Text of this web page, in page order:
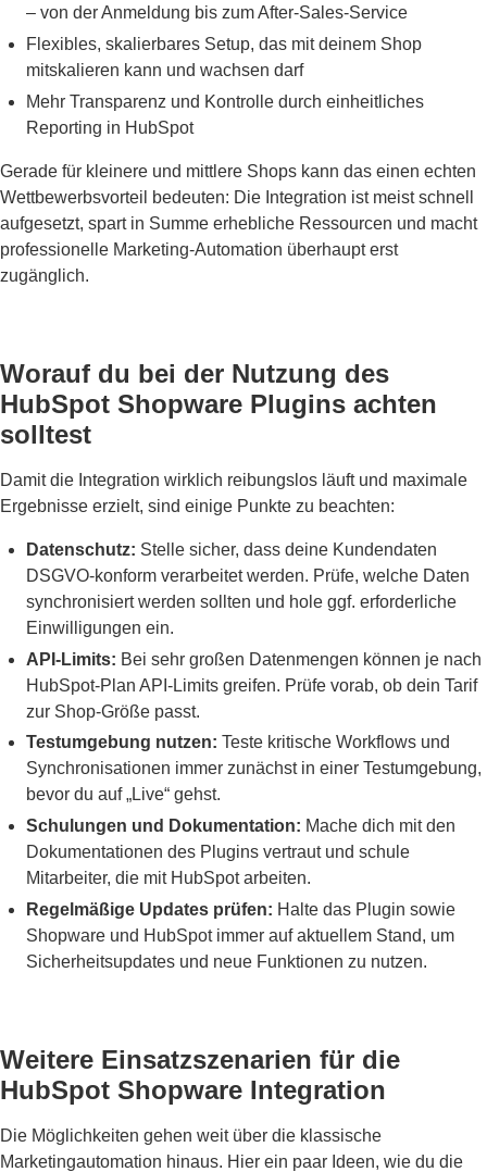
– von der Anmeldung bis zum After-Sales-Service
Flexibles, skalierbares Setup, das mit deinem Shop
mitskalieren kann und wachsen darf
Mehr Transparenz und Kontrolle durch einheitliches
Reporting in HubSpot
Gerade für kleinere und mittlere Shops kann das einen echten
Wettbewerbsvorteil bedeuten: Die Integration ist meist schnell
aufgesetzt, spart in Summe erhebliche Ressourcen und macht
professionelle Marketing-Automation überhaupt erst
zugänglich.
Worauf du bei der Nutzung des
HubSpot Shopware Plugins achten
solltest
Damit die Integration wirklich reibungslos läuft und maximale
Ergebnisse erzielt, sind einige Punkte zu beachten:
Datenschutz: Stelle sicher, dass deine Kundendaten
DSGVO-konform verarbeitet werden. Prüfe, welche Daten
synchronisiert werden sollten und hole ggf. erforderliche
Einwilligungen ein.
API-Limits: Bei sehr großen Datenmengen können je nach
HubSpot-Plan API-Limits greifen. Prüfe vorab, ob dein Tarif
zur Shop-Größe passt.
Testumgebung nutzen: Teste kritische Workflows und
Synchronisationen immer zunächst in einer Testumgebung,
bevor du auf „Live“ gehst.
Schulungen und Dokumentation: Mache dich mit den
Dokumentationen des Plugins vertraut und schule
Mitarbeiter, die mit HubSpot arbeiten.
Regelmäßige Updates prüfen: Halte das Plugin sowie
Shopware und HubSpot immer auf aktuellem Stand, um
Sicherheitsupdates und neue Funktionen zu nutzen.
Weitere Einsatzszenarien für die
HubSpot Shopware Integration
Die Möglichkeiten gehen weit über die klassische
Marketingautomation hinaus. Hier ein paar Ideen, wie du die